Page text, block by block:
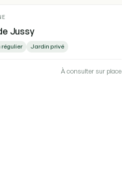
Jussy
Jardin privé
À consulter sur place